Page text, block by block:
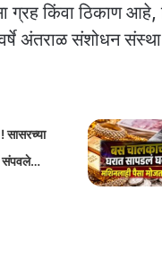
ग्रह किंवा ठिकाण आहे,
अंतराळ संशोधन
संपवले…